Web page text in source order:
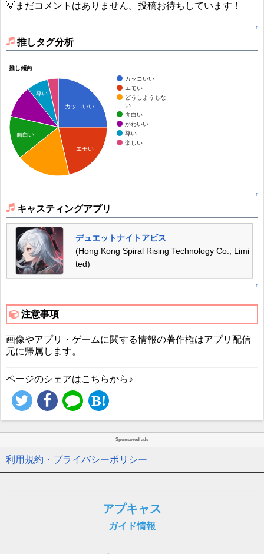
💡まだコメントはありません。投稿お待ちしています！
↑
推しタグ分析
推し傾向
カッコいい
エモい
どうしようもな
い
面白い
かわいい
尊い
楽しい
カッコいい
エモい
尊い
面白い
↑
キャスティングアプリ
デュエットナイトアビス
(Hong Kong Spiral Rising Technology Co., Limi
ted)
↑
注意事項
画像やアプリ・ゲームに関する情報の著作権はアプリ配信
元に帰属します。
ページのシェアはこちらから♪
Sponsored ads
利用規約・プライバシーポリシー
アプキャス
ガイド情報